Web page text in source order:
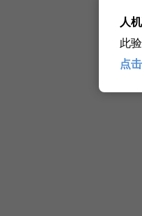
人
此
点